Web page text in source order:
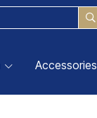
Accessories